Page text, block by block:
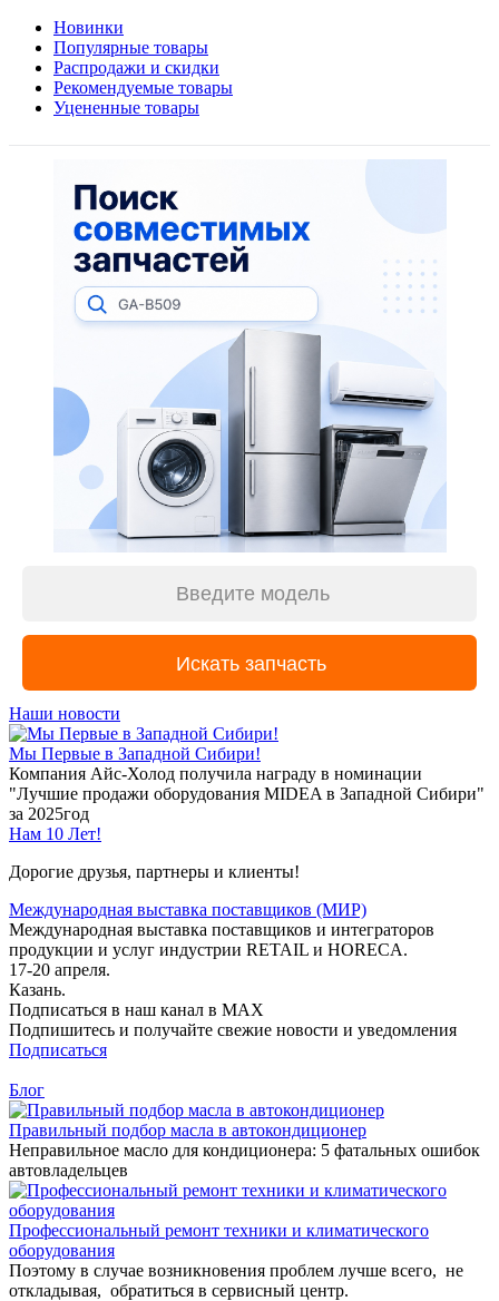
Новинки
Популярные товары
Распродажи и скидки
Рекомендуемые товары
Уцененные товары
Наши новости
Мы Первые в Западной Сибири!
Компания Айс-Холод получила награду в номинации
"Лучшие продажи оборудования MIDEA в Западной Сибири"
за 2025год
Нам 10 Лет!
Дорогие друзья, партнеры и клиенты!
Международная выставка поставщиков (МИР)
Международная выставка поставщиков и интеграторов
продукции и услуг индустрии RETAIL и HORECA.
17-20 апреля.
Казань.
Подписаться в наш канал в MAX
Подпишитесь и получайте свежие новости и уведомления
Подписаться
Блог
Правильный подбор масла в автокондиционер
Неправильное масло для кондиционера: 5 фатальных ошибок
автовладельцев
Профессиональный ремонт техники и климатического
оборудования
Поэтому в случае возникновения проблем лучше всего, не
откладывая, обратиться в сервисный центр.